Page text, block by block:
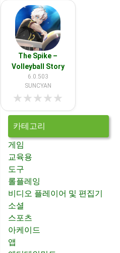
The Spike –
Volleyball Story
6.0.503
SUNCYAN
★★★★★
카테고리
게임
교육용
도구
롤플레잉
비디오 플레이어 및 편집기
소셜
스포츠
아케이드
앱